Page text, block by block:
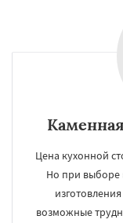
Цена кухонной
Но при выборе
возможные